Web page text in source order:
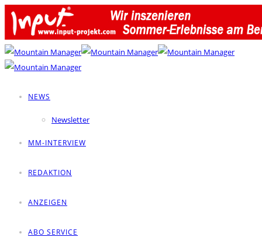
NEWS
Newsletter
MM-INTERVIEW
REDAKTION
ANZEIGEN
ABO SERVICE